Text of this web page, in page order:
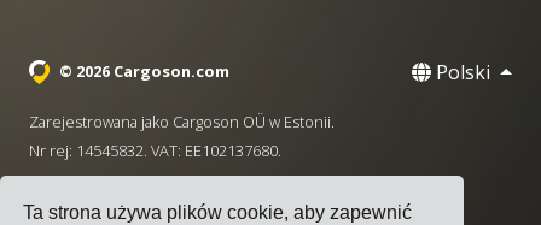
Ta strona używa plików cookie, aby zapewnić
© 2026 Cargoson.com Polski
Zarejestrowana jako Cargoson OÜ w Estonii.
Nr rej: 14545832. VAT: EE102137680.